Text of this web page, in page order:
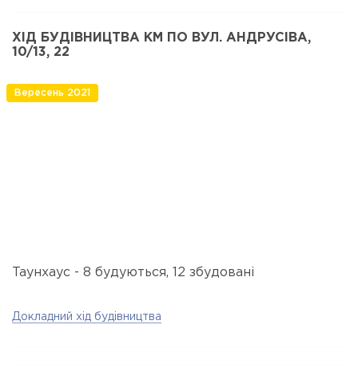
ХІД БУДІВНИЦТВА КМ ПО ВУЛ. АНДРУСІВА,
10/13, 22
Вересень 2021
Таунхаус - 8 будуються, 12 збудовані
Докладний хід будівництва